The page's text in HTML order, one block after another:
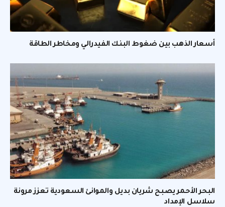
أسعار الذهب بين ضغوط البنك الفيدرالي ومخاطر الطاقة
البحر الأحمر يصبح شريان بديل والموانئ السعودية تعزز مرونة
سلاسل الإمداد